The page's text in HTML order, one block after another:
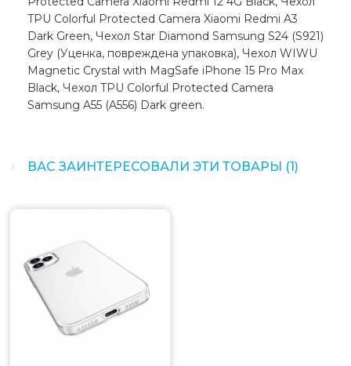
TPU Colorful Protected Camera Xiaomi Redmi A3
Dark Green, Чехол Star Diamond Samsung S24 (S921)
Grey (Уценка, повреждена упаковка), Чехол WIWU
Magnetic Crystal with MagSafe iPhone 15 Pro Max
Black, Чехол TPU Colorful Protected Camera
Samsung A55 (A556) Dark green.
ВАС ЗАИНТЕРЕСОВАЛИ ЭТИ ТОВАРЫ (1)